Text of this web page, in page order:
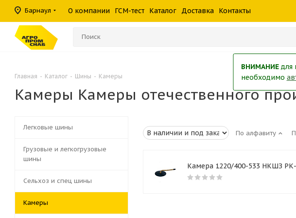
Барнаул О компании ГСМ-тест Каталог Доставка Контакты
Консистентные
смазки
Гидравлические
фильтры
Герметики
Главная - Каталог - Шины - Камеры
Камеры Камеры отечественного
По алфавиту
Камера 1220/400-533 НКШЗ
Легковые шины
Грузовые и легкогрузовые
шины
Сельхоз и спец шины
Камеры
ВНИМАНИЕдля
необходимо